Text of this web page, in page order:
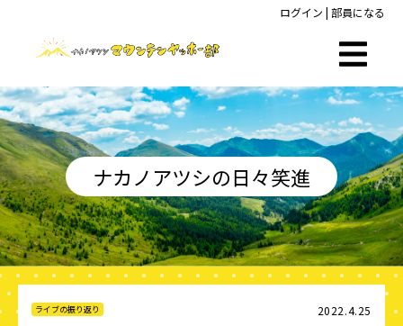
ログイン | 部員になる
ナカノアツシの日々笑進
ライブの振り返り 2022.4.25